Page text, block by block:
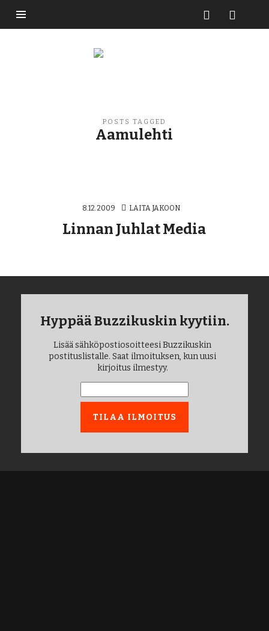
Buzzikuski
POSTS TAGGED
Aamulehti
8.12.2009 LAITA JAKOON
Linnan Juhlat Media
Hyppää Buzzikuskin kyytiin.
Lisää sähköpostiosoitteesi Buzzikuskin
postituslistalle. Saat ilmoituksen, kun uusi
kirjoitus ilmestyy.